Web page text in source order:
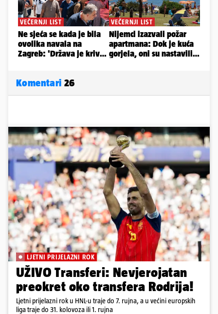
Komentari 26
LJETNI PRIJELAZNI ROK
UŽIVO Transferi: Nevjerojatan
preokret oko transfera Rodrija!
Ljetni prijelazni rok u HNL-u traje do 7. rujna, a u većini europskih
liga traje do 31. kolovoza ili 1. rujna